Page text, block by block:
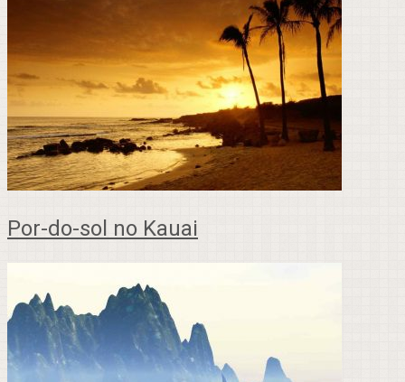
Por-do-sol no Kauai